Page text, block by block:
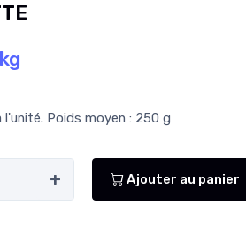
l'unité. Poids moyen : 250 g
+ Ajouter au panier